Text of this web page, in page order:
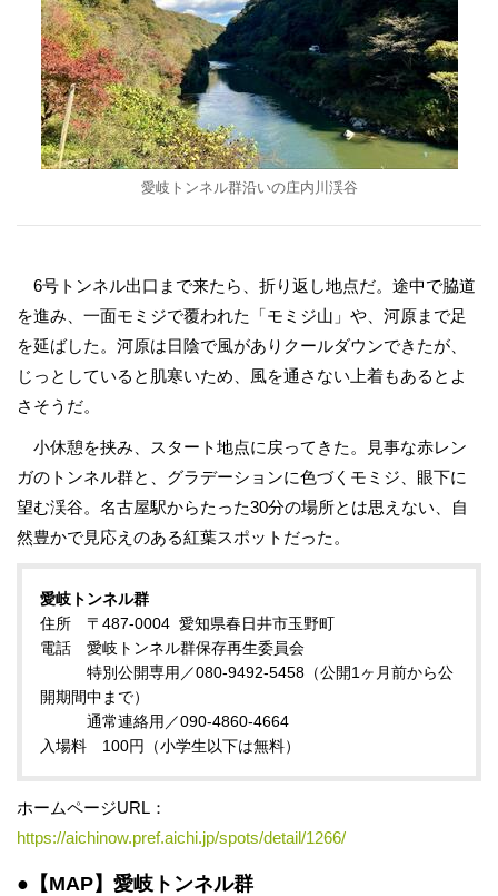
愛岐トンネル群沿いの庄内川渓谷
6号トンネル出口まで来たら、折り返し地点だ。途中で脇道
を進み、一面モミジで覆われた「モミジ山」や、河原まで足
を延ばした。河原は日陰で風がありクールダウンできたが、
じっとしていると肌寒いため、風を通さない上着もあるとよ
さそうだ。
小休憩を挟み、スタート地点に戻ってきた。見事な赤レン
ガのトンネル群と、グラデーションに色づくモミジ、眼下に
望む渓谷。名古屋駅からたった30分の場所とは思えない、自
然豊かで見応えのある紅葉スポットだった。
愛岐トンネル群
住所 〒487-0004 愛知県春日井市玉野町
電話 愛岐トンネル群保存再生委員会
特別公開専用／080-9492-5458（公開1ヶ月前から公
開期間中まで）
通常連絡用／090-4860-4664
入場料 100円（小学生以下は無料）
ホームページURL：
https://aichinow.pref.aichi.jp/spots/detail/1266/
●【MAP】愛岐トンネル群